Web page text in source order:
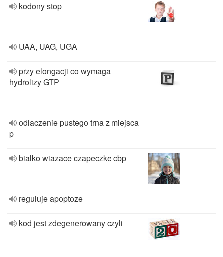
kodony stop
UAA, UAG, UGA
przy elongacji co wymaga
hydrolizy GTP
odlaczenie pustego trna z miejsca
p
bialko wiazace czapeczke cbp
reguluje apoptoze
kod jest zdegenerowany czyli